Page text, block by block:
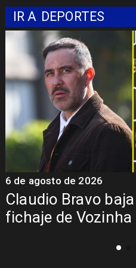
IR A DEPORTES
Presentación de
Colo: Fecha,
5 de agosto de 2026